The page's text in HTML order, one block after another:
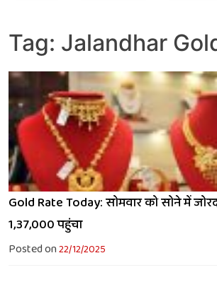
Tag: Jalandhar
Gold Rate Today: सोमवार को सोने में
₹1,37,000 पहुंचा
Posted on22/12/2025